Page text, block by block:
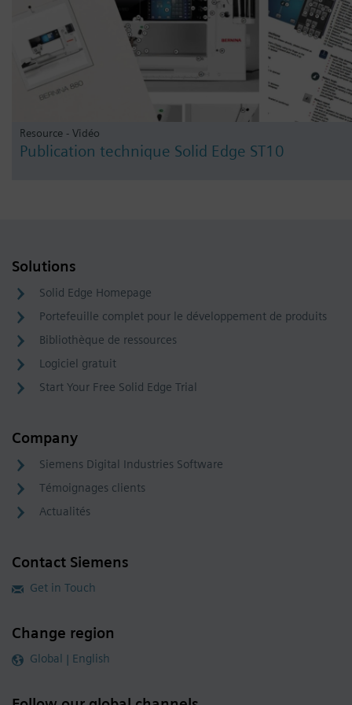
Resource - Vidéo
Publication technique Solid Edge ST10
Solutions
Solid Edge Homepage
Portefeuille complet pour le développement de produits
Bibliothèque de ressources
Logiciel gratuit
Start Your Free Solid Edge Trial
Company
Siemens Digital Industries Software
Témoignages clients
Actualités
Contact Siemens
Get in Touch
Change region
Global | English